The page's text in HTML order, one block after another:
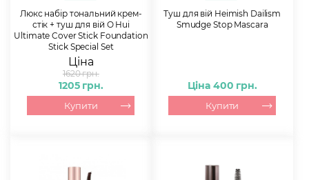
Люкс набір тональний крем-
стік + туш для вій O Hui
Ultimate Cover Stick Foundation
Stick Special Set
Ціна
1620 грн.
1205 грн.
Купити
Туш для вій Heimish Dailism
Smudge Stop Mascara
Ціна 400 грн.
Купити